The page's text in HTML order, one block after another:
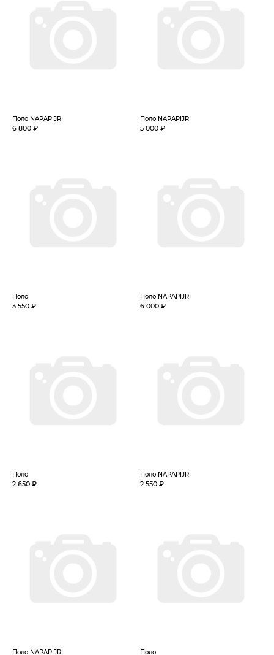
Поло NAPAPIJRI
6 800 ₽
Поло NAPAPIJRI
5 000 ₽
Поло
3 550 ₽
Поло NAPAPIJRI
6 000 ₽
Поло
2 650 ₽
Поло NAPAPIJRI
2 550 ₽
Поло NAPAPIJRI Поло